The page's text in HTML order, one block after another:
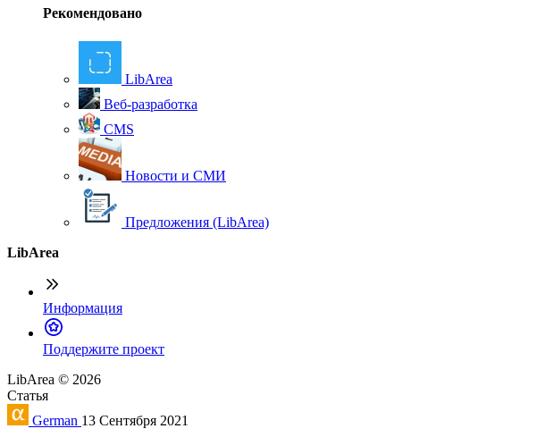
Рекомендовано
LibArea
Веб-разработка
CMS
Новости и СМИ
Предложения (LibArea)
LibArea
Информация
Поддержите проект
LibArea © 2026
Статья
German 13 Сентября 2021